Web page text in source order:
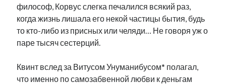
философ, Корвус слегка печалился всякий раз,
когда жизнь лишала его некой частицы бытия, будь
то кто-либо из присных или челяди… Не говоря уж о
паре тысяч сестерций.
Квинт вслед за Витусом Унуманибусом* полагал,
что именно по самозабвенной любви к деньгам